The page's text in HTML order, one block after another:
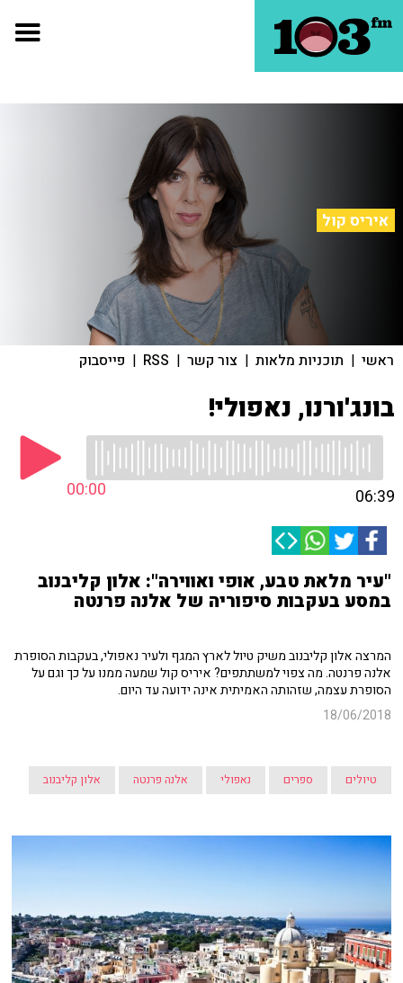
איריס קול
ראשי | תוכניות מלאות | צור קשר |
RSS
| פייסבוק
בונג'ורנו, נאפולי!
00:00 06:39
"עיר מלאת טבע, אופי ואווירה": אלון קליבנוב
במסע בעקבות סיפוריה של אלנה פרנטה
המרצה אלון קליבנוב משיק טיול לארץ המגף ולעיר נאפולי, בעקבות הסופרת
אלנה פרנטה. מה צפוי למשתתפים? איריס קול שמעה ממנו על כך וגם על
הסופרת עצמה, שזהותה האמיתית אינה ידועה עד היום.
18/06/2018
טיולים ספרים נאפולי אלנה פרנטה אלון קליבנוב